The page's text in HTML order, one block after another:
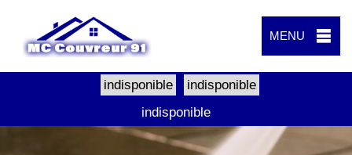
MENU
indisponible
indisponible
indisponible